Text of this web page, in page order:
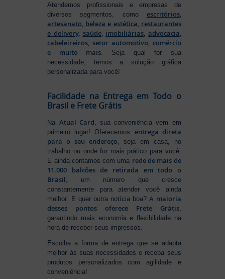
Atendemos profissionais e empresas de
diversos segmentos, como escritórios,
artesanato, beleza e estética, restaurantes
e delivery, saúde, imobiliárias, advocacia,
cabeleireiros, setor automotivo, comércio
e muito mais . Seja qual for sua
necessidade, temos a solução gráfica
personalizada para você!
Facilidade na Entrega em Todo o
Brasil e Frete Grátis
Na Atual Card , sua conveniência vem em
primeiro lugar! Oferecemos entrega direta
para o seu endereço , seja em casa, no
trabalho ou onde for mais prático para você.
E ainda contamos com uma rede de mais de
11.000 balcões de retirada em todo o
Brasil , um número que cresce
constantemente para atender você ainda
melhor. E quer outra notícia boa?A maioria
desses pontos oferece Frete Grátis,
garantindo mais economia e flexibilidade na
hora de receber seus impressos.
Escolha a forma de entrega que se adapta
melhor às suas necessidades e receba seus
produtos personalizados com agilidade e
conveniência!